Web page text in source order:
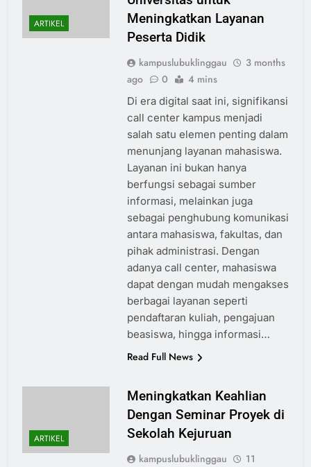
ARTIKEL
Meningkatkan Layanan
Peserta Didik
kampuslubuklinggau
3 months
ago
0 4 mins
Di era digital saat ini, signifikansi
call center kampus menjadi
salah satu elemen penting dalam
menunjang layanan mahasiswa.
Layanan ini bukan hanya
berfungsi sebagai sumber
informasi, melainkan juga
sebagai penghubung komunikasi
antara mahasiswa, fakultas, dan
pihak administrasi. Dengan
adanya call center, mahasiswa
dapat dengan mudah mengakses
berbagai layanan seperti
pendaftaran kuliah, pengajuan
beasiswa, hingga informasi…
Read Full News
ARTIKEL
Meningkatkan Keahlian
Dengan Seminar Proyek di
Sekolah Kejuruan
kampuslubuklinggau
11